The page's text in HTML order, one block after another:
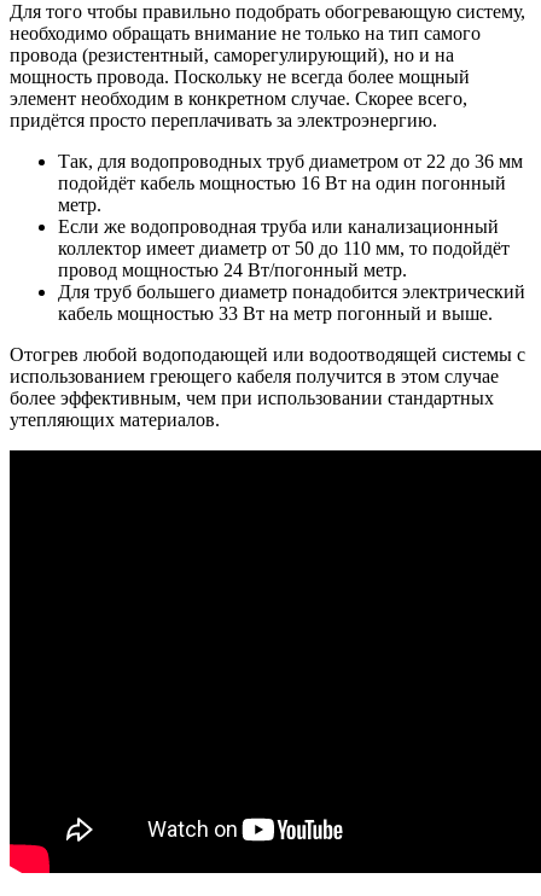
Для того чтобы правильно подобрать обогревающую систему,
необходимо обращать внимание не только на тип самого
провода (резистентный, саморегулирующий), но и на
мощность провода. Поскольку не всегда более мощный
элемент необходим в конкретном случае. Скорее всего,
придётся просто переплачивать за электроэнергию.
Так, для водопроводных труб диаметром от 22 до 36 мм
подойдёт кабель мощностью 16 Вт на один погонный
метр.
Если же водопроводная труба или канализационный
коллектор имеет диаметр от 50 до 110 мм, то подойдёт
провод мощностью 24 Вт/погонный метр.
Для труб большего диаметр понадобится электрический
кабель мощностью 33 Вт на метр погонный и выше.
Отогрев любой водоподающей или водоотводящей системы с
использованием греющего кабеля получится в этом случае
более эффективным, чем при использовании стандартных
утепляющих материалов.